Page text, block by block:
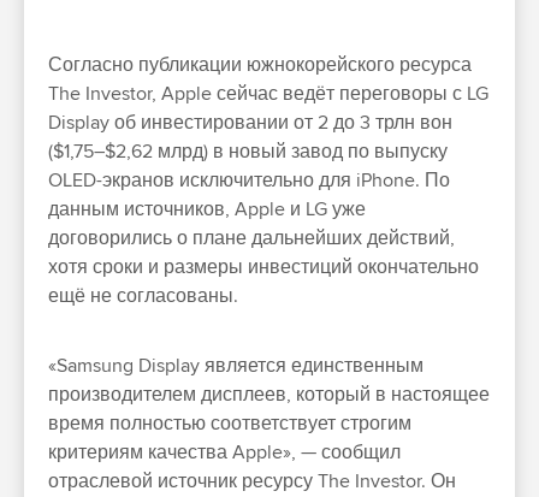
Согласно публикации южнокорейского ресурса
The Investor, Apple сейчас ведёт переговоры с LG
Display об инвестировании от 2 до 3 трлн вон
($1,75–$2,62 млрд) в новый завод по выпуску
OLED-экранов исключительно для iPhone. По
данным источников, Apple и LG уже
договорились о плане дальнейших действий,
хотя сроки и размеры инвестиций окончательно
ещё не согласованы.
«Samsung Display является единственным
производителем дисплеев, который в настоящее
время полностью соответствует строгим
критериям качества Apple», — сообщил
отраслевой источник ресурсу The Investor. Он